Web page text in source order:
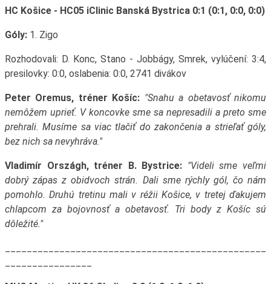
HC Košice - HC05 iClinic Banská Bystrica 0:1 (0:1, 0:0, 0:0)
Góly:1. Zigo
Rozhodovali: D. Konc, Stano - Jobbágy, Smrek, vylúčení: 3:4,
presilovky: 0:0, oslabenia: 0:0, 2741 divákov
Peter Oremus, tréner Košíc: "Snahu a obetavosť nikomu
nemôžem uprieť. V koncovke sme sa nepresadili a preto sme
prehrali. Musíme sa viac tlačiť do zakončenia a strieľať góly,
bez nich sa nevyhráva."
Vladimír Országh, tréner B. Bystrice: "Videli sme veľmi
dobrý zápas z obidvoch strán. Dali sme rýchly gól, čo nám
pomohlo. Druhú tretinu mali v réžii Košice, v tretej ďakujem
chlapcom za bojovnosť a obetavosť. Tri body z Košíc sú
dôležité."